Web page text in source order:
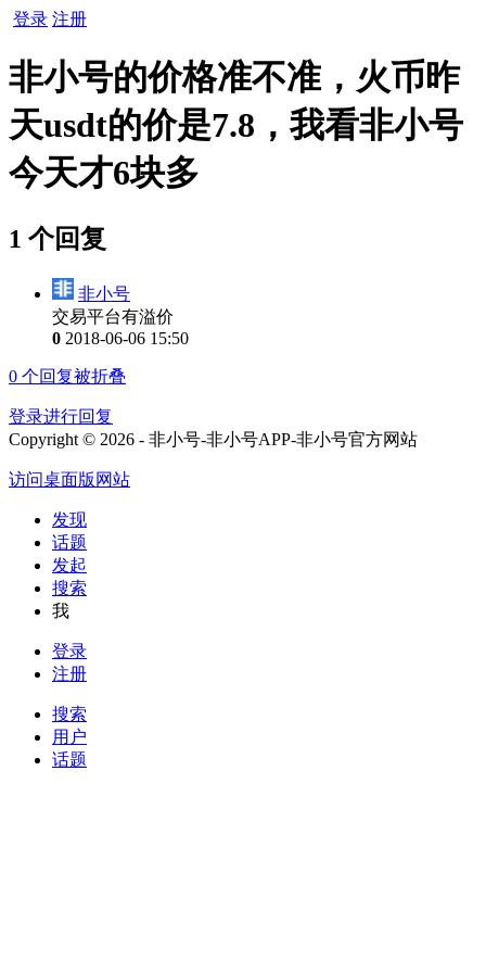
登录 注册
非小号的价格准不准，火币昨
天usdt的价是7.8，我看非小号
今天才6块多
1 个回复
非小号
交易平台有溢价
0 2018-06-06 15:50
0 个回复被折叠
登录进行回复
Copyright © 2026 - 非小号-非小号APP-非小号官方网站
访问桌面版网站
发现
话题
发起
搜索
我
登录
注册
搜索
用户
话题